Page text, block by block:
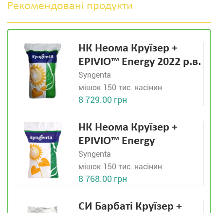
Рекомендовані продукти
НК Неома Круїзер +
EPIVIO™ Energy 2022 р.в.
Syngenta
мішок 150 тис. насінин
8 729.00 грн
НК Неома Круїзер +
EPIVIO™ Energy
Syngenta
мішок 150 тис. насінин
8 768.00 грн
СИ Барбаті Круїзер +